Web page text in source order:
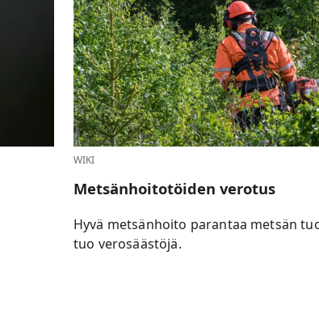
WIKI
Metsänhoitotöiden verotus
Hyvä metsänhoito parantaa metsän
tuo verosäästöjä.